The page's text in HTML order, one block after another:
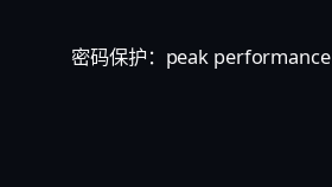
密码保护：peak performance